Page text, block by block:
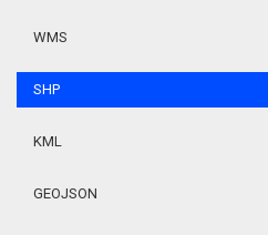
WMS
SHP
KML
GEOJSON